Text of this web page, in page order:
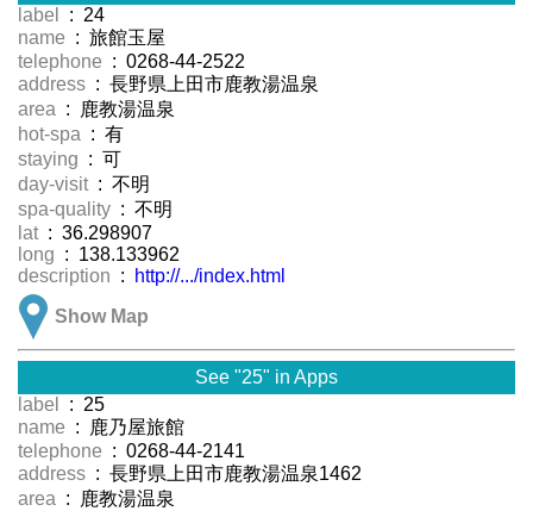
label
: 24
name : 旅館玉屋
telephone : 0268-44-2522
address : 長野県上田市鹿教湯温泉
area : 鹿教湯温泉
hot-spa : 有
staying : 可
day-visit : 不明
spa-quality : 不明
lat : 36.298907
long : 138.133962
description :
http://.../index.html
Show Map
See "25" in Apps
label
: 25
name : 鹿乃屋旅館
telephone : 0268-44-2141
address : 長野県上田市鹿教湯温泉1462
area : 鹿教湯温泉